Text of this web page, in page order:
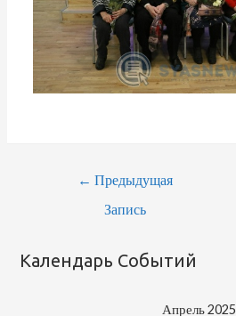
Навигация
← Предыдущая
Запись
Календарь Событий
Апрель 2025